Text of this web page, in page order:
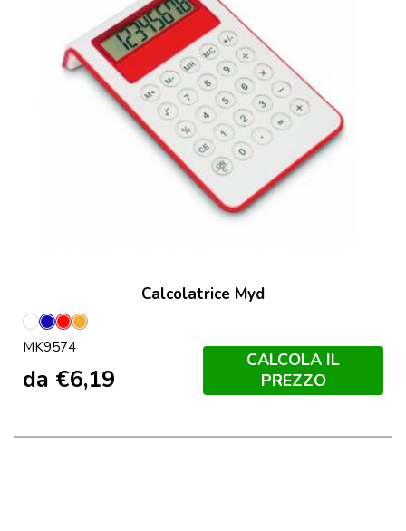
Calcolatrice Myd
Bianco
BluRossoOrange
MK9574
da €6,19
CALCOLA IL
PREZZO